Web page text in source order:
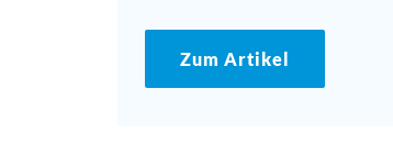
Zum Artikel